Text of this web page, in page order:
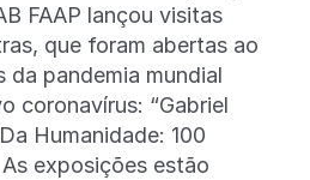
FAAP lançou visitas
que foram abertas ao
pandemia mundial
coronavírus: “Gabriel
Humanidade: 100
exposições estão